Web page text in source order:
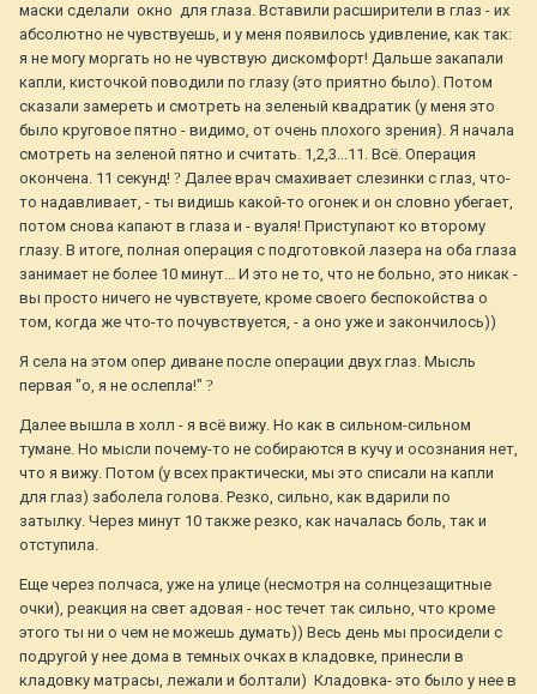
маски сделали окно для глаза. Вставили расширители в глаз - их
абсолютно не чувствуешь, и у меня появилось удивление, как так:
я не могу моргать но не чувствую дискомфорт! Дальше закапали
капли, кисточкой поводили по глазу (это приятно было). Потом
сказали замереть и смотреть на зеленый квадратик (у меня это
было круговое пятно - видимо, от очень плохого зрения). Я начала
смотреть на зеленой пятно и считать. 1,2,3...11. Всё. Операция
окончена. 11 секунд! ? Далее врач смахивает слезинки с глаз, что-
то надавливает, - ты видишь какой-то огонек и он словно убегает,
потом снова капают в глаза и - вуаля! Приступают ко второму
глазу. В итоге, полная операция с подготовкой лазера на оба глаза
занимает не более 10 минут... И это не то, что не больно, это никак -
вы просто ничего не чувствуете, кроме своего беспокойства о
том, когда же что-то почувствуется, - а оно уже и закончилось))
Я села на этом опер диване после операции двух глаз. Мысль
первая "о, я не ослепла!" ?
Далее вышла в холл - я всё вижу. Но как в сильном-сильном
тумане. Но мысли почему-то не собираются в кучу и осознания нет,
что я вижу. Потом (у всех практически, мы это списали на капли
для глаз) заболела голова. Резко, сильно, как вдарили по
затылку. Через минут 10 также резко, как началась боль, так и
отступила.
Еще через полчаса, уже на улице (несмотря на солнцезащитные
очки), реакция на свет адовая - нос течет так сильно, что кроме
этого ты ни о чем не можешь думать)) Весь день мы просидели с
подругой у нее дома в темных очках в кладовке, принесли в
кладовку матрасы, лежали и болтали) Кладовка- это было у нее в